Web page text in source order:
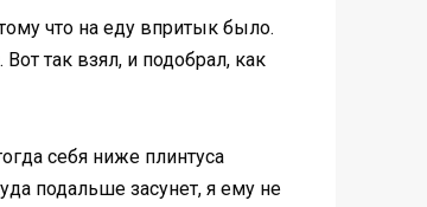
что на еду впритык было.
так взял, и подобрал, как
себя ниже плинтуса
подальше засунет, я ему не